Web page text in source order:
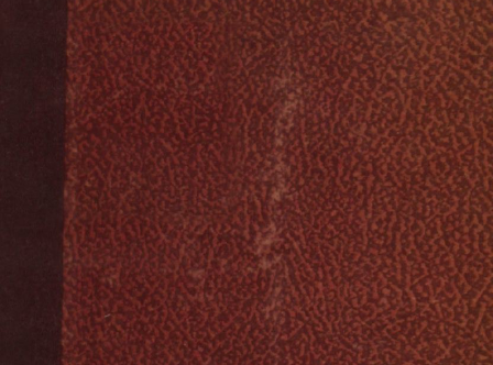
encomiando la de nuestro difunto
Rey Carlos III
In regias virtutes Caroli III
Distichon chronosticum
Pintose a la diosa Minerva sentada